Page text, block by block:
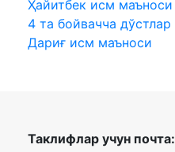
Ҳайитбек исм маъноси
4 та бойвачча дўстлар
Дариғ исм маъноси
Таклифлар учун почта: